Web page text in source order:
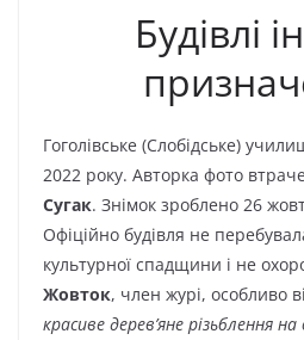
Будівлі
Гоголівське (Слобідське)
2022 року. Авторка фото
Сугак. Знімок зроблено 26
Офіційно будівля не
культурної спадщини і не
Жовток, член журі, особливо
красиве дерев’яне різьблення